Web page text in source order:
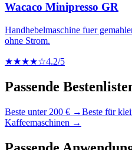
Wacaco Minipresso GR
Handhebelmaschine fuer
ohne Strom.
★★★★☆4.2/5
Passende
Beste unter 200 € →Beste für
Kaffeemaschinen →